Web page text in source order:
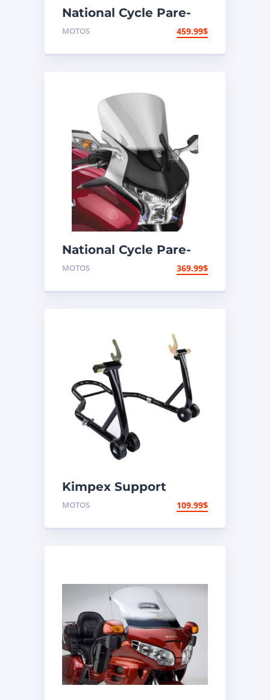
National Cycle Pare-
brise aéroacoustique
MOTOS 459.99$
National Cycle Pare-
brise aéroacoustique
MOTOS 369.99$
Kimpex Support
arrière de
MOTOS 109.99$